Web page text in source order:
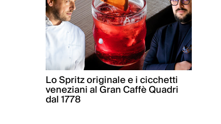
Lo Spritz originale e i cicchetti
veneziani al Gran Caffè Quadri
dal 1778